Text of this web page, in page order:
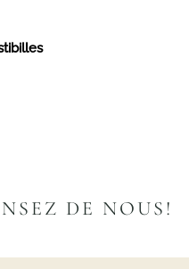
DE NOUS!